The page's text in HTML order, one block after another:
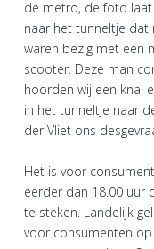
de metro, de foto
naar het tunneltje dat
waren bezig met een
scooter. Deze man
hoorden wij een knal
in het tunneltje naar
der Vliet ons
Het is voor
eerder dan 18.00 uur
te steken. Landelijk
voor consumenten op